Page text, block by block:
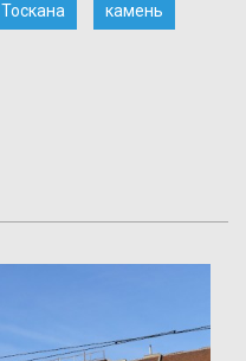
Тоскана камень